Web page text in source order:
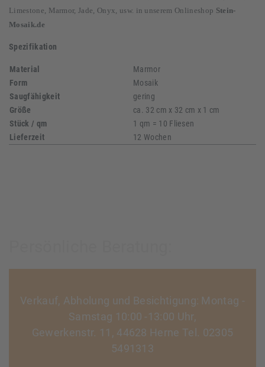
Limestone, Marmor, Jade, Onyx, usw. in unserem Onlineshop Stein-
Mosaik.de
Spezifikation
Material
Marmor
Form
Mosaik
Saugfähigkeit
gering
Größe
ca. 32 cm x 32 cm x 1 cm
Stück / qm
1 qm = 10 Fliesen
Lieferzeit
12 Wochen
Verkauf, Abholung und Besichtigung: Montag -
Samstag 10:00 -13:00 Uhr,
Gewerkenstr. 11, 44628 Herne Tel. 02305
5491313